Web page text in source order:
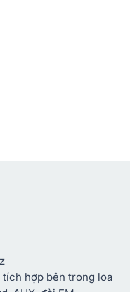
tích hợp bên trong loa